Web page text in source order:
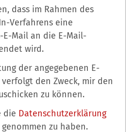
dass im Rahmen des
Verfahrens eine
E-Mail an die E-Mail-
wird.
der angegebenen E-
verfolgt den Zweck, mir den
zu können.
die Datenschutzerklärung
zu haben.